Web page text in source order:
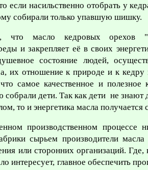
если насильственно отобрать у
собирали только упавшую шишку.
что масло кедровых орехов
и закрепляет её в своих
состояние людей,
их отношение к природе и к кедру
самое качественное и полезное
дети. Так как дети не
то и энергетика масла получается
производственном процессе
сырьем производители
или сторонних организаций. Где,
интересует, главное обеспечить